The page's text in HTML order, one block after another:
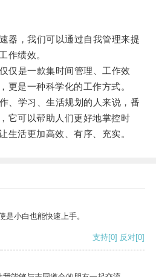
，我们可以通过自我管理来提
作绩效。
是一款集时间管理、工作效
更是一种科学化的工作方式。
学习、生活规划的人来说，番
它可以帮助人们更好地掌控时
生活更加高效、有序、充实。
是小白也能快速上手。
支持[0] 反对[0]